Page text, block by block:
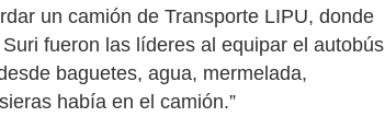
un camión de Transporte LIPU, donde
Suri fueron las líderes al equipar el autobús
baguetes, agua, mermelada,
había en el camión.”